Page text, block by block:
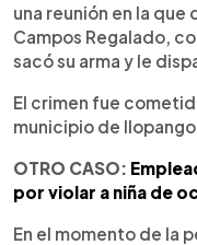
una reunión en la
Campos Regalado,
sacó su arma y le
El crimen fue
municipio de
OTRO CASO:
por violar a niña de
En el momento de la